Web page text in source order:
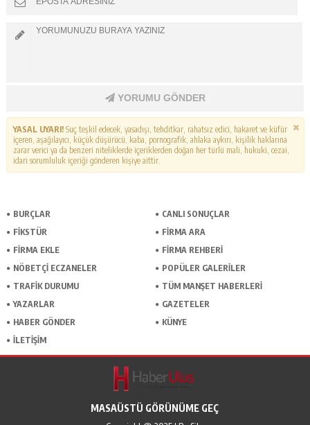
YORUMU GÖNDER
YASAL UYARI!Suç teşkil edecek, yasadışı, tehditkar, rahatsız edici, hakaret ve küfür
içeren, aşağılayıcı, küçük düşürücü, kaba, pornografik, ahlaka aykırı, kişilik haklarına
zarar verici ya da benzeri niteliklerde içeriklerden doğan her türlü mali, hukuki, cezai,
idari sorumluluk içeriği gönderen kişiye aittir.
BURÇLAR
CANLI SONUÇLAR
FİKSTÜR
FİRMA ARA
FİRMA EKLE
FİRMA REHBERİ
NÖBETÇİ ECZANELER
POPÜLER GALERİLER
TRAFİK DURUMU
TÜM MANŞET HABERLERİ
YAZARLAR
GAZETELER
HABER GÖNDER
KÜNYE
İLETİŞİM
MASAÜSTÜ GÖRÜNÜME GEÇ